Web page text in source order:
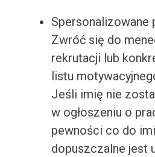
Spersonalizowane
Zwróć się do
rekrutacji lub
listu
Jeśli imię nie
w ogłoszeniu o
pewności co do
dopuszczalne jest